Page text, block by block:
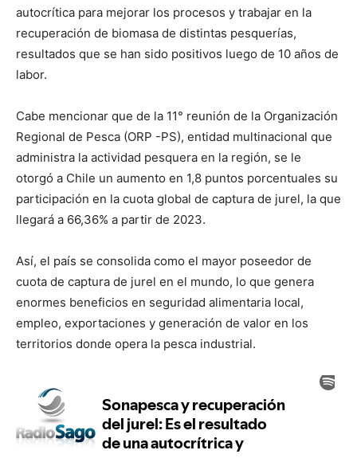
autocrítica para mejorar los procesos y trabajar en la
recuperación de biomasa de distintas pesquerías,
resultados que se han sido positivos luego de 10 años de
labor.
Cabe mencionar que de la 11° reunión de la Organización
Regional de Pesca (ORP -PS), entidad multinacional que
administra la actividad pesquera en la región, se le
otorgó a Chile un aumento en 1,8 puntos porcentuales su
participación en la cuota global de captura de jurel, la que
llegará a 66,36% a partir de 2023.
Así, el país se consolida como el mayor poseedor de
cuota de captura de jurel en el mundo, lo que genera
enormes beneficios en seguridad alimentaria local,
empleo, exportaciones y generación de valor en los
territorios donde opera la pesca industrial.